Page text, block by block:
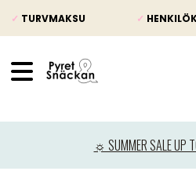
✓ TURVMAKSU ✓
☼ SUMMER SALE UP